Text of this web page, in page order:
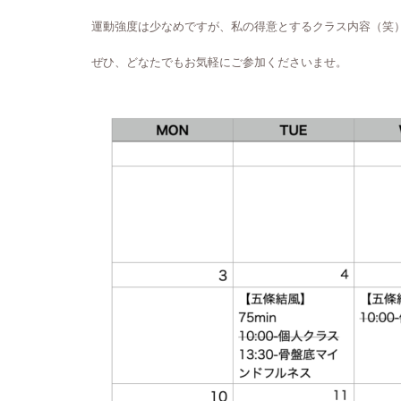
運動強度は少なめですが、私の得意とするクラス内容（笑
ぜひ、どなたでもお気軽にご参加くださいませ。